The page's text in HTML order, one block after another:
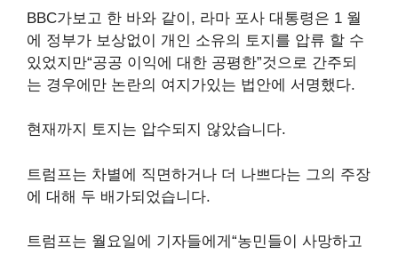
BBC가보고 한 바와 같이, 라마 포사 대통령은 1 월
에 정부가 보상없이 개인 소유의 토지를 압류 할 수
있었지만“공공 이익에 대한 공평한”것으로 간주되
는 경우에만 논란의 여지가있는 법안에 서명했다.
현재까지 토지는 압수되지 않았습니다.
트럼프는 차별에 직면하거나 더 나쁘다는 그의 주장
에 대해 두 배가되었습니다.
트럼프는 월요일에 기자들에게“농민들이 사망하고